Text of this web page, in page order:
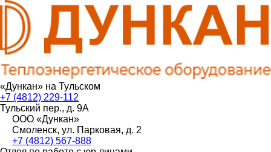
«Дункан» на Тульском
+7 (4812) 229-112
Тульский пер., д. 9А
ООО «Дункан»
Смоленск, ул. Парковая, д. 2
+7 (4812) 567-888